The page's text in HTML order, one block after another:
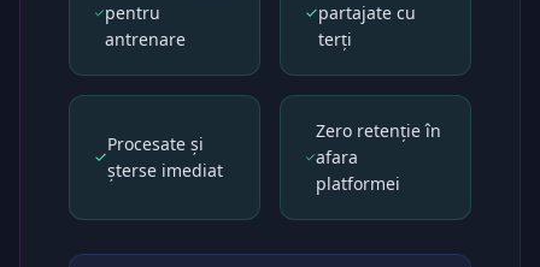
pentru
antrenare
partajate cu
terți
Procesate și
șterse imediat
Zero retenție în
afara
platformei